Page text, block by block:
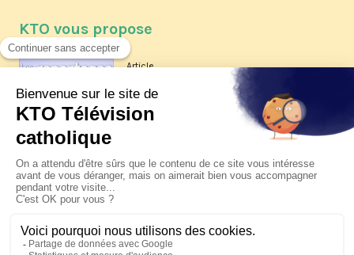
KTO vous propose
Article
Les reportages d'été 2026 de KTO
La visite pastorale du pape Léon
XIV à Assise à suivre sur KTO le
jeudi 6 août
Le pape en Uruguay, Argentine et
Pérou du 6 au 17 novembre 2026